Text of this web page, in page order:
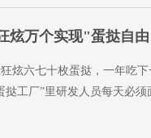
炫万个实现"蛋挞自
炫六七十枚蛋挞，一年吃
挞工厂”里研发人员每天必须